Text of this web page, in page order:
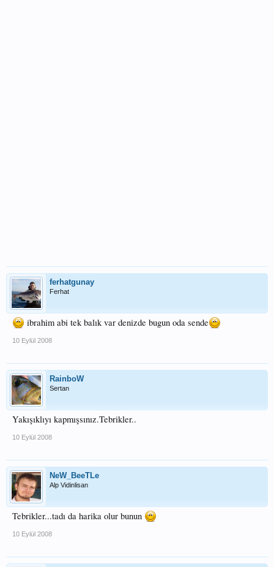
ferhatgunay
Ferhat
ibrahim abi tek balık var denizde bugun oda sende
10 Eylül 2008
RainboW
Sertan
Yakışıklıyı kapmışsınız.Tebrikler..
10 Eylül 2008
NeW_BeeTLe
Alp Vidinlisan
Tebrikler...tadı da harika olur bunun
10 Eylül 2008